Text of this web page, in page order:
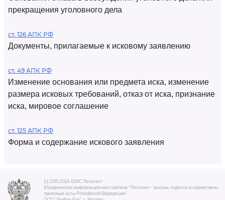
прекращения уголовного дела
ст. 126 АПК РФ
Документы, прилагаемые к исковому заявлению
ст. 49 АПК РФ
Изменение основания или предмета иска, изменение
размера исковых требований, отказ от иска, признание
иска, мировое соглашение
ст. 125 АПК РФ
Форма и содержание искового заявления
(c) 2015-2026 ЮИС Легалакт
Юридическая информационная система "Легалакт - законы, кодексы и нормативно-
правовые акты Российской Федерации"